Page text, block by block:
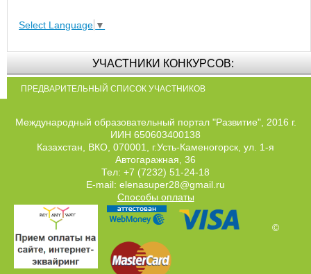
Select Language ▼
УЧАСТНИКИ КОНКУРСОВ:
ПРЕДВАРИТЕЛЬНЫЙ СПИСОК УЧАСТНИКОВ
Международный образовательный портал "Развитие", 2016 г.
ИИН 650603400138
Казахстан, ВКО, 070001, г.Усть-Каменогорск, ул. 1-я
Автогаражная, 36
Тел: +7 (7232) 51-24-18
E-mail: elenasuper28@gmail.ru
Способы оплаты
©